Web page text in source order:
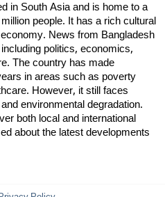
in South Asia and is home to a
people. It has a rich cultural
News from Bangladesh
politics, economics,
The country has made
in areas such as poverty
However, it still faces
environmental degradation.
both local and international
about the latest developments